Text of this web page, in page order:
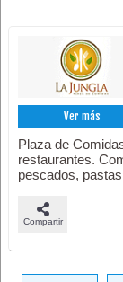
Ver más
Plaza de
restaurantes.
pescados,
Compartir